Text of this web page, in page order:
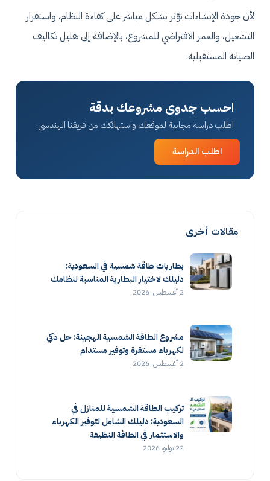
لأن جودة الإنشاءات تؤثر بشكل مباشر على كفاءة النظام، واستقرار
التشغيل، والعمر الافتراضي للمشروع، بالإضافة إلى تقليل تكاليف
الصيانة المستقبلية.
احسب جدوى مشروعك بدقة
اطلب دراسة مجانية لموقعك واستهلاكك من فريقنا الهندسي.
اطلب الدراسة
مقالات أخرى
بطاريات طاقة شمسية في السعودية:
دليلك لاختيار البطارية المناسبة لنظامك
2 أغسطس، 2026
مشروع الطاقة الشمسية الهجينة: حل ذكي
لكهرباء مستقرة وتوفير مستدام
2 أغسطس، 2026
تركيب الطاقة الشمسية للمنازل في
السعودية: دليلك الشامل لتوفير الكهرباء
والاستثمار في الطاقة النظيفة
22 يوليو، 2026